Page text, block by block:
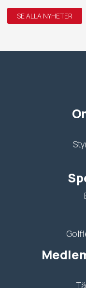
SE ALLA NYHETER